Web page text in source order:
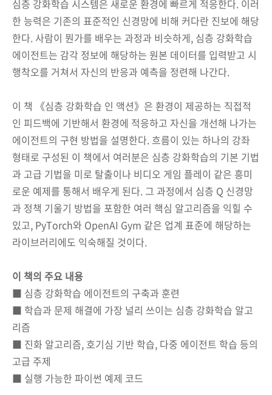
심층 강화학습 시스템은 새로운 환경에 빠르게 적응한다. 이러
한 능력은 기존의 표준적인 신경망에 비해 커다란 진보에 해당
한다. 사람이 뭔가를 배우는 과정과 비슷하게, 심층 강화학습
에이전트는 감각 정보에 해당하는 원본 데이터를 입력받고 시
행착오를 거쳐서 자신의 반응과 예측을 정련해 나간다.
이 책 《심층 강화학습 인 액션》은 환경이 제공하는 직접적
인 피드백에 기반해서 환경에 적응하고 자신을 개선해 나가는
에이전트의 구현 방법을 설명한다. 흐름이 있는 하나의 강좌
형태로 구성된 이 책에서 여러분은 심층 강화학습의 기본 기법
과 고급 기법을 미로 탈출이나 비디오 게임 플레이 같은 흥미
로운 예제를 통해서 배우게 된다. 그 과정에서 심층 Q 신경망
과 정책 기울기 방법을 포함한 여러 핵심 알고리즘을 익힐 수
있고, PyTorch와 OpenAI Gym 같은 업계 표준에 해당하는
라이브러리에도 익숙해질 것이다.
이 책의 주요 내용
■ 심층 강화학습 에이전트의 구축과 훈련
■ 학습과 문제 해결에 가장 널리 쓰이는 심층 강화학습 알고
리즘
■ 진화 알고리즘, 호기심 기반 학습, 다중 에이전트 학습 등의
고급 주제
■ 실행 가능한 파이썬 예제 코드